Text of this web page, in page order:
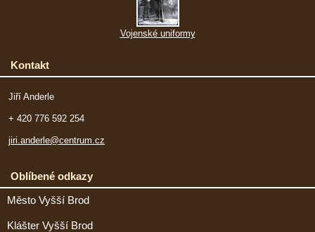
Vojenské uniformy
Kontakt
Jiří Anderle
+ 420 776 592 254
jiri.anderle@centrum.cz
Oblíbené odkazy
Město Vyšší Brod
Klášter Vyšší Brod